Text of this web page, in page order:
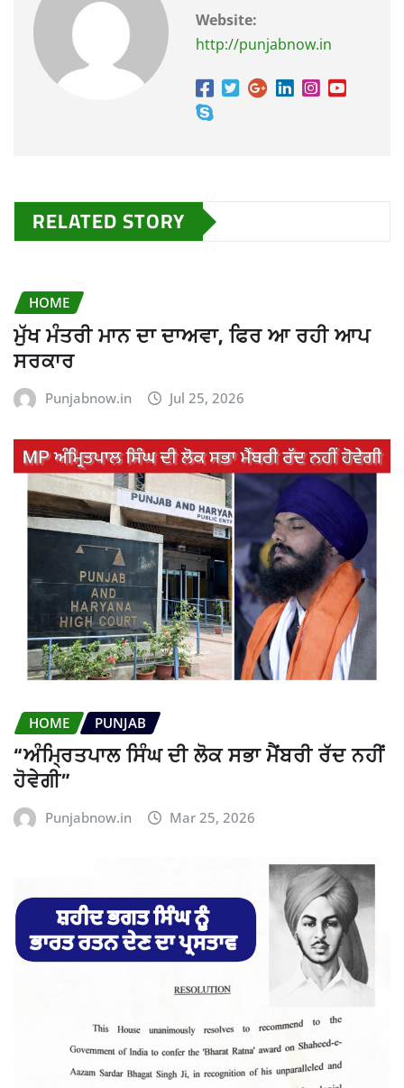
Website:
http://punjabnow.in
RELATED STORY
HOME
ਮੁੱਖ ਮੰਤਰੀ ਮਾਨ ਦਾ ਦਾਅਵਾ, ਫਿਰ ਆ ਰਹੀ ਆਪ
ਸਰਕਾਰ
Punjabnow.in Jul 25, 2026
HOME PUNJAB
“ਅੰਮ੍ਰਿਤਪਾਲ ਸਿੰਘ ਦੀ ਲੋਕ ਸਭਾ ਮੈਂਬਰੀ ਰੱਦ ਨਹੀਂ
ਹੋਵੇਗੀ”
Punjabnow.in Mar 25, 2026